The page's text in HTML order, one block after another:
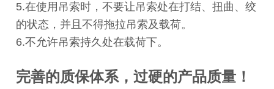
5.在使用吊索时，不要让吊索处在打结、扭曲、绞
的状态，并且不得拖拉吊索及载荷。
6.不允许吊索持久处在载荷下。
完善的质保体系，过硬的产品质量！